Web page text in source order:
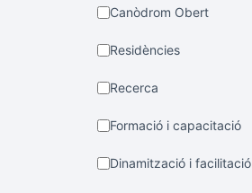
Canòdrom Obert
Residències
Recerca
Formació i capacitació
Dinamització i facilitació